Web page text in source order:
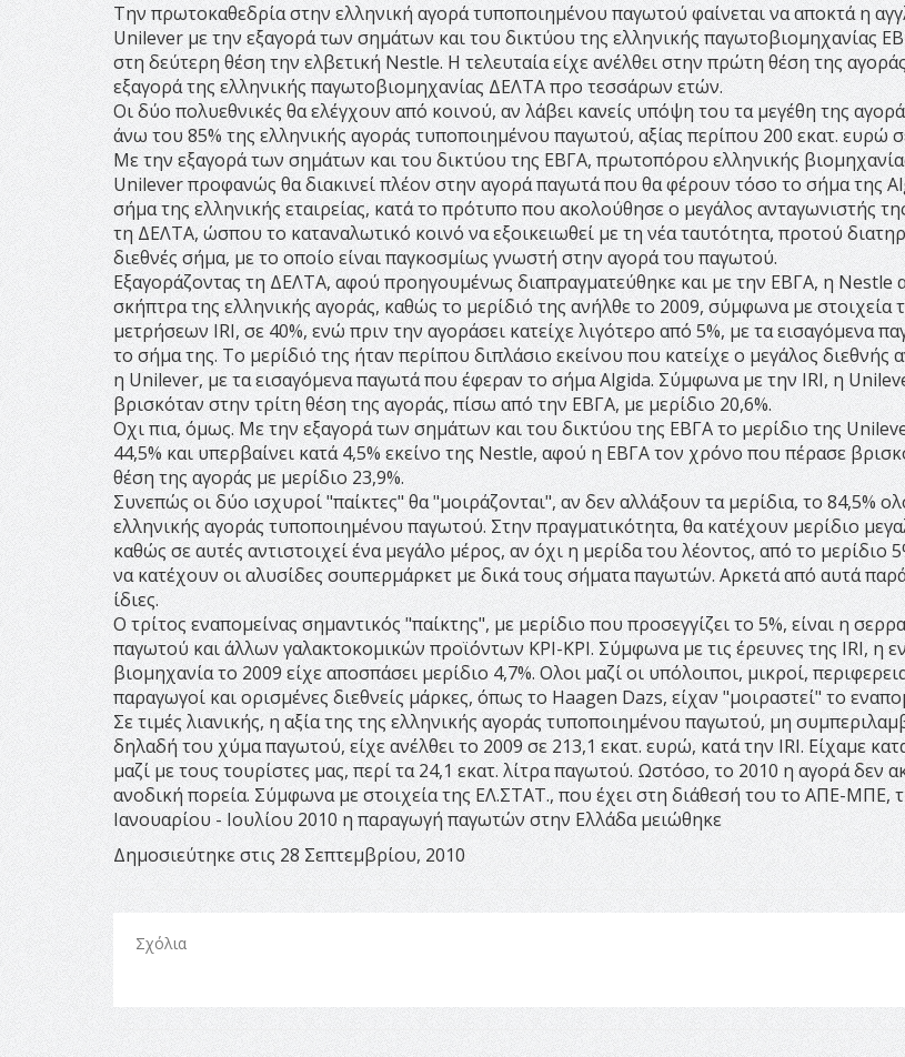
Την πρωτοκαθεδρία στην ελληνική αγορά τυποποιημένου παγωτού φαίνεται να αποκτά η
Unilever με την εξαγορά των σημάτων και του δικτύου της ελληνικής παγωτοβιομηχανίας
στη δεύτερη θέση την ελβετική Nestle. Η τελευταία είχε ανέλθει στην πρώτη θέση της
εξαγορά της ελληνικής παγωτοβιομηχανίας ΔΕΛΤΑ προ τεσσάρων ετών.
Οι δύο πολυεθνικές θα ελέγχουν από κοινού, αν λάβει κανείς υπόψη του τα μεγέθη της
άνω του 85% της ελληνικής αγοράς τυποποιημένου παγωτού, αξίας περίπου 200 εκατ. ευρώ σε
Με την εξαγορά των σημάτων και του δικτύου της ΕΒΓΑ, πρωτοπόρου ελληνικής
Unilever προφανώς θα διακινεί πλέον στην αγορά παγωτά που θα φέρουν τόσο το σήμα της
σήμα της ελληνικής εταιρείας, κατά το πρότυπο που ακολούθησε ο μεγάλος ανταγωνιστής
τη ΔΕΛΤΑ, ώσπου το καταναλωτικό κοινό να εξοικειωθεί με τη νέα ταυτότητα, προτού
διεθνές σήμα, με το οποίο είναι παγκοσμίως γνωστή στην αγορά του παγωτού.
Εξαγοράζοντας τη ΔΕΛΤΑ, αφού προηγουμένως διαπραγματεύθηκε και με την ΕΒΓΑ, η Nestle
σκήπτρα της ελληνικής αγοράς, καθώς το μερίδιό της ανήλθε το 2009, σύμφωνα με στοιχεία
μετρήσεων IRI, σε 40%, ενώ πριν την αγοράσει κατείχε λιγότερο από 5%, με τα εισαγόμενα
το σήμα της. Το μερίδιό της ήταν περίπου διπλάσιο εκείνου που κατείχε ο μεγάλος διεθνής
η Unilever, με τα εισαγόμενα παγωτά που έφεραν το σήμα Algida. Σύμφωνα με την IRI, η
βρισκόταν στην τρίτη θέση της αγοράς, πίσω από την ΕΒΓΑ, με μερίδιο 20,6%.
Οχι πια, όμως. Με την εξαγορά των σημάτων και του δικτύου της ΕΒΓΑ το μερίδιο της
44,5% και υπερβαίνει κατά 4,5% εκείνο της Nestle, αφού η ΕΒΓΑ τον χρόνο που πέρασε
θέση της αγοράς με μερίδιο 23,9%.
Συνεπώς οι δύο ισχυροί "παίκτες" θα "μοιράζονται", αν δεν αλλάξουν τα μερίδια, το 84,5%
ελληνικής αγοράς τυποποιημένου παγωτού. Στην πραγματικότητα, θα κατέχουν μερίδιο
καθώς σε αυτές αντιστοιχεί ένα μεγάλο μέρος, αν όχι η μερίδα του λέοντος, από το μερίδιο
να κατέχουν οι αλυσίδες σουπερμάρκετ με δικά τους σήματα παγωτών. Αρκετά από αυτά
ίδιες.
Ο τρίτος εναπομείνας σημαντικός "παίκτης", με μερίδιο που προσεγγίζει το 5%, είναι η
παγωτού και άλλων γαλακτοκομικών προϊόντων ΚΡΙ-ΚΡΙ. Σύμφωνα με τις έρευνες της IRI, η
βιομηχανία το 2009 είχε αποσπάσει μερίδιο 4,7%. Ολοι μαζί οι υπόλοιποι, μικροί,
παραγωγοί και ορισμένες διεθνείς μάρκες, όπως το Haagen Dazs, είχαν "μοιραστεί" το
Σε τιμές λιανικής, η αξία της της ελληνικής αγοράς τυποποιημένου παγωτού, μη
δηλαδή του χύμα παγωτού, είχε ανέλθει το 2009 σε 213,1 εκατ. ευρώ, κατά την IRI. Είχαμε
μαζί με τους τουρίστες μας, περί τα 24,1 εκατ. λίτρα παγωτού. Ωστόσο, το 2010 η αγορά δεν
ανοδική πορεία. Σύμφωνα με στοιχεία της ΕΛ.ΣΤΑΤ., που έχει στη διάθεσή του το ΑΠΕ-ΜΠΕ,
Ιανουαρίου - Ιουλίου 2010 η παραγωγή παγωτών στην Ελλάδα μειώθηκε
Δημοσιεύτηκε στις 28 Σεπτεμβρίου, 2010
Σχόλια